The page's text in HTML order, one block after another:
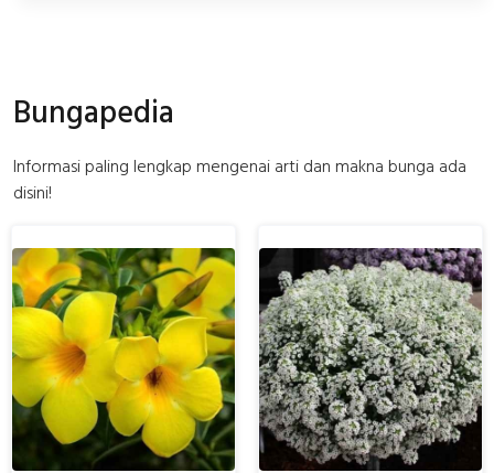
Bungapedia
Informasi paling lengkap mengenai arti dan makna bunga ada
disini!